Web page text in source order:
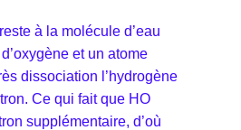
à la molécule d’eau
et un atome
dissociation l’hydrogène
Ce qui fait que HO
supplémentaire, d’où